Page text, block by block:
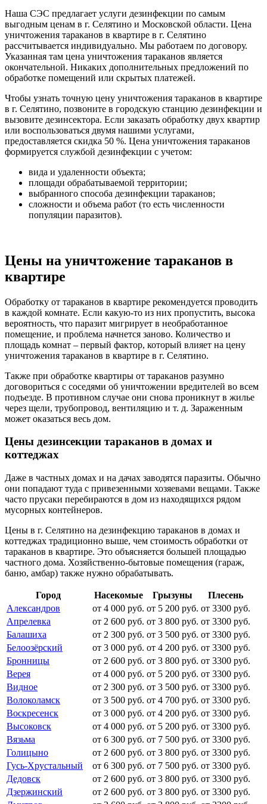
Наша СЭС предлагает услуги дезинфекции по самым
выгодным ценам в г. Селятино и Московской области. Цена
уничтожения тараканов в квартире в г. Селятино
рассчитывается индивидуально. Мы работаем по договору.
Указанная там цена уничтожения тараканов является
окончательной. Никаких дополнительных предложений по
обработке помещений или скрытых платежей.
Чтобы узнать точную цену уничтожения тараканов в квартире
в г. Селятино, позвоните в городскую станцию дезинфекции и
вызовите дезинсектора. Если заказать обработку двух квартир
или воспользоваться двумя нашими услугами,
предоставляется скидка 50 %. Цена уничтожения тараканов
формируется службой дезинфекции с учетом:
вида и удаленности объекта;
площади обрабатываемой территории;
выбранного способа дезинфекции тараканов;
сложности и объема работ (то есть численности
популяции паразитов).
Цены на уничтожение тараканов в
квартире
Обработку от тараканов в квартире рекомендуется проводить
в каждой комнате. Если какую-то из них пропустить, высока
вероятность, что паразит мигрирует в необработанное
помещение, и проблема начнется заново. Количество и
площадь комнат – первый фактор, который влияет на цену
уничтожения тараканов в квартире в г. Селятино.
Также при обработке квартиры от тараканов разумно
договориться с соседями об уничтожении вредителей во всем
подъезде. В противном случае они снова проникнут в жилье
через щели, трубопровод, вентиляцию и т. д. Зараженным
может оказаться весь дом.
Цены дезинсекции тараканов в домах и
коттеджах
Даже в частных домах и на дачах заводятся паразиты. Обычно
они попадают туда с привезенными хозяевами вещами. Также
часто прусаки перебираются в дом из находящихся рядом
мусорных контейнеров.
Цены в г. Селятино на дезинфекцию тараканов в домах и
коттеджах традиционно выше, чем стоимость обработки от
тараканов в квартире. Это объясняется большей площадью
частного дома. Хозяйственно-бытовые помещения (гараж,
баню, амбар) также нужно обрабатывать.
Город Насекомые Грызуны
Плесень
Александров
от 4 000 руб. от 5 200 руб. от 3300 руб.
Апрелевка
от 2 600 руб. от 3 800 руб. от 3300 руб.
Балашиха
от 2 300 руб. от 3 500 руб. от 3300 руб.
Белоозёрский
от 3 000 руб. от 4 200 руб. от 3300 руб.
Бронницы
от 2 600 руб. от 3 800 руб. от 3300 руб.
Верея
от 4 000 руб. от 5 200 руб. от 3300 руб.
Видное
от 2 300 руб. от 3 500 руб. от 3300 руб.
Волоколамск
от 3 500 руб. от 4 700 руб. от 3300 руб.
Воскресенск
от 3 000 руб. от 4 200 руб. от 3300 руб.
Высоковск
от 4 000 руб. от 5 200 руб. от 3300 руб.
Вязьма
от 6 300 руб. от 7 500 руб. от 3300 руб.
Голицыно
от 2 600 руб. от 3 800 руб. от 3300 руб.
Гусь-Хрустальный
от 6 300 руб. от 7 500 руб. от 3300 руб.
Дедовск
от 2 600 руб. от 3 800 руб. от 3300 руб.
Дзержинский
от 2 600 руб. от 3 800 руб. от 3300 руб.